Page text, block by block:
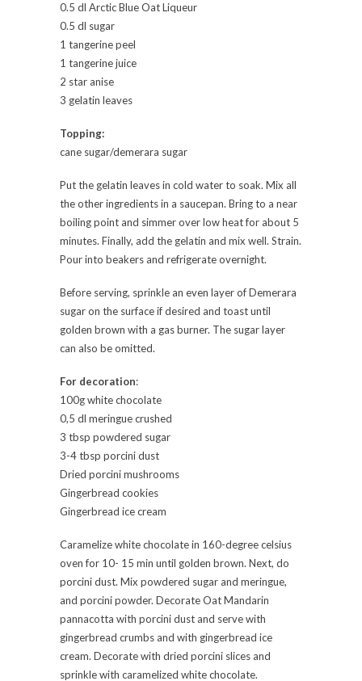
0.5 dl Arctic Blue Oat Liqueur
0.5 dl sugar
1 tangerine peel
1 tangerine juice
2 star anise
3 gelatin leaves
Topping:
cane sugar/demerara sugar
Put the gelatin leaves in cold water to soak. Mix all
the other ingredients in a saucepan. Bring to a near
boiling point and simmer over low heat for about 5
minutes. Finally, add the gelatin and mix well. Strain.
Pour into beakers and refrigerate overnight.
Before serving, sprinkle an even layer of Demerara
sugar on the surface if desired and toast until
golden brown with a gas burner. The sugar layer
can also be omitted.
For decoration:
100g white chocolate
0,5 dl meringue crushed
3 tbsp powdered sugar
3-4 tbsp porcini dust
Dried porcini mushrooms
Gingerbread cookies
Gingerbread ice cream
Caramelize white chocolate in 160-degree celsius
oven for 10- 15 min until golden brown. Next, do
porcini dust. Mix powdered sugar and meringue,
and porcini powder. Decorate Oat Mandarin
pannacotta with porcini dust and serve with
gingerbread crumbs and with gingerbread ice
cream. Decorate with dried porcini slices and
sprinkle with caramelized white chocolate.